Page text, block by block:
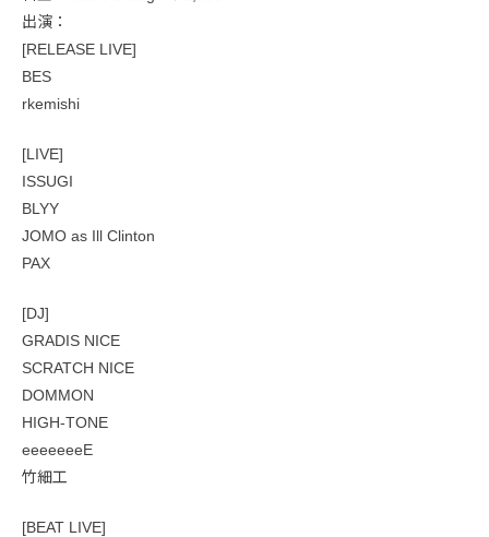
出演：
[RELEASE LIVE]
BES
rkemishi
[LIVE]
ISSUGI
BLYY
JOMO as Ill Clinton
PAX
[DJ]
GRADIS NICE
SCRATCH NICE
DOMMON
HIGH-TONE
eeeeeeeE
竹細工
[BEAT LIVE]